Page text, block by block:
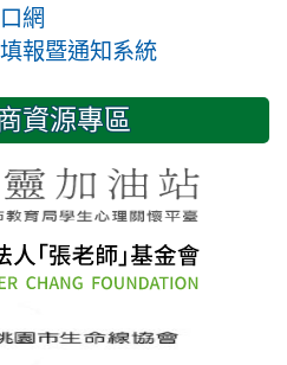
網
報暨通知系統
資源專區